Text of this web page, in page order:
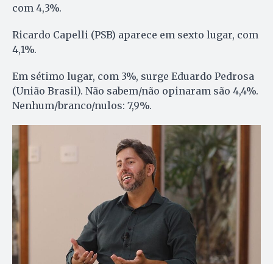
com 4,3%.
Ricardo Capelli (PSB) aparece em sexto lugar, com
4,1%.
Em sétimo lugar, com 3%, surge Eduardo Pedrosa
(União Brasil). Não sabem/não opinaram são 4,4%.
Nenhum/branco/nulos: 7,9%.